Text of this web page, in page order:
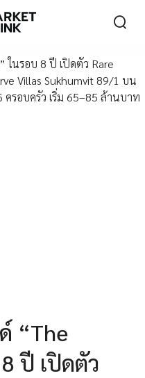
“The
ปี เปิดตัว